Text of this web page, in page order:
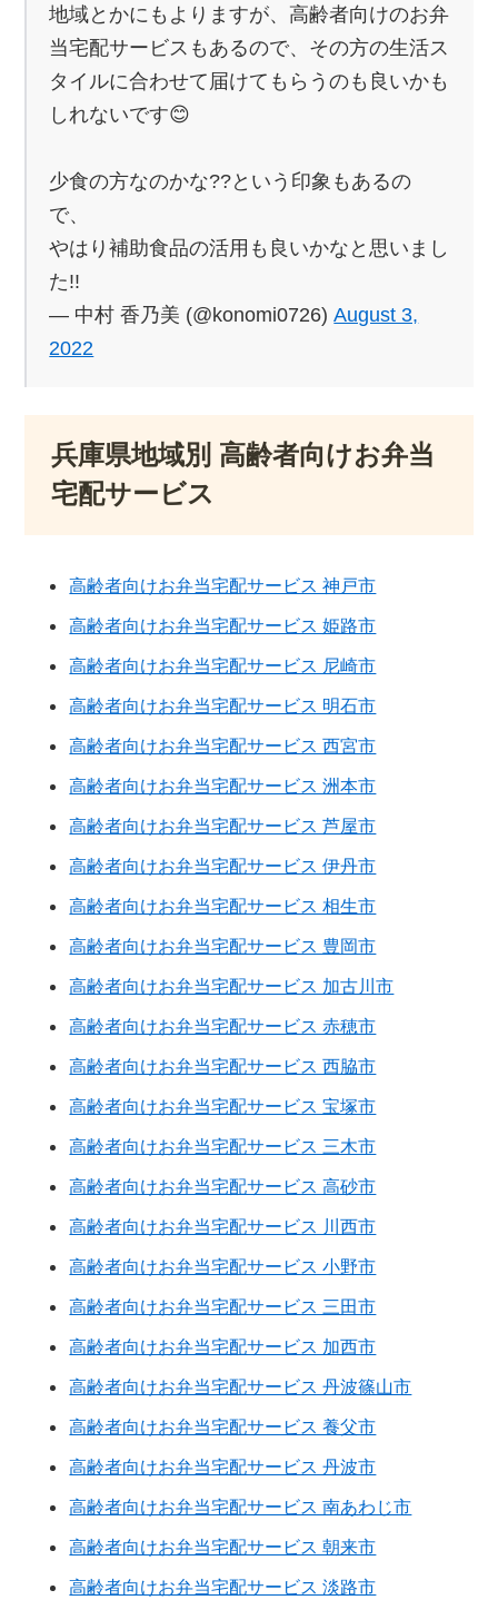
地域とかにもよりますが、高齢者向けのお弁
当宅配サービスもあるので、その方の生活ス
タイルに合わせて届けてもらうのも良いかも
しれないです😊
少食の方なのかな??という印象もあるの
で、
やはり補助食品の活用も良いかなと思いまし
た!!
— 中村 香乃美 (@konomi0726)August 3,
2022
兵庫県地域別 高齢者向けお弁当
宅配サービス
高齢者向けお弁当宅配サービス 神戸市
高齢者向けお弁当宅配サービス 姫路市
高齢者向けお弁当宅配サービス 尼崎市
高齢者向けお弁当宅配サービス 明石市
高齢者向けお弁当宅配サービス 西宮市
高齢者向けお弁当宅配サービス 洲本市
高齢者向けお弁当宅配サービス 芦屋市
高齢者向けお弁当宅配サービス 伊丹市
高齢者向けお弁当宅配サービス 相生市
高齢者向けお弁当宅配サービス 豊岡市
高齢者向けお弁当宅配サービス 加古川市
高齢者向けお弁当宅配サービス 赤穂市
高齢者向けお弁当宅配サービス 西脇市
高齢者向けお弁当宅配サービス 宝塚市
高齢者向けお弁当宅配サービス 三木市
高齢者向けお弁当宅配サービス 高砂市
高齢者向けお弁当宅配サービス 川西市
高齢者向けお弁当宅配サービス 小野市
高齢者向けお弁当宅配サービス 三田市
高齢者向けお弁当宅配サービス 加西市
高齢者向けお弁当宅配サービス 丹波篠山市
高齢者向けお弁当宅配サービス 養父市
高齢者向けお弁当宅配サービス 丹波市
高齢者向けお弁当宅配サービス 南あわじ市
高齢者向けお弁当宅配サービス 朝来市
高齢者向けお弁当宅配サービス 淡路市